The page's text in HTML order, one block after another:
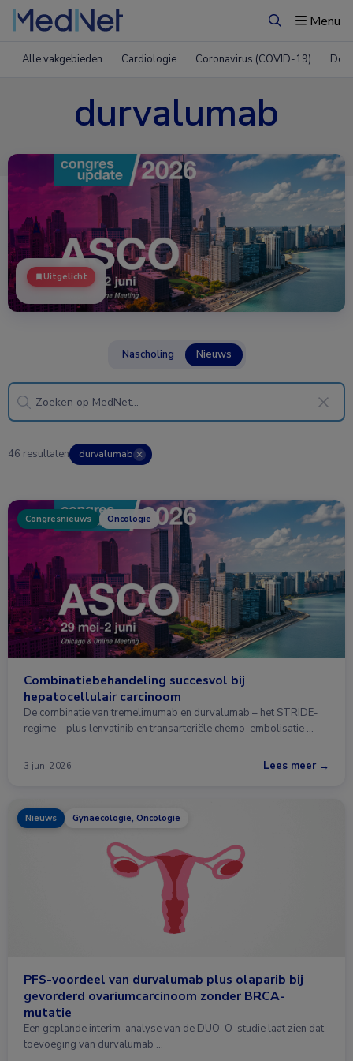
ZoekenMenu
Alle vakgebieden Cardiologie Coronavirus (COVID-19)
durvalumab
Uitgelicht
Nascholing Nieuws
46 resultaten durvalumab ✕
Congresnieuws Oncologie
Combinatiebehandeling succesvol bij
hepatocellulair carcinoom
De combinatie van tremelimumab en durvalumab – het STRIDE-
regime – plus lenvatinib en transarteriële chemo-embolisatie …
3 jun. 2026 Lees meer →
Nieuws Gynaecologie, Oncologie
PFS-voordeel van durvalumab plus olaparib bij
gevorderd ovariumcarcinoom zonder BRCA-
mutatie
Een geplande interim-analyse van de DUO-O-studie laat zien dat
toevoeging van durvalumab …